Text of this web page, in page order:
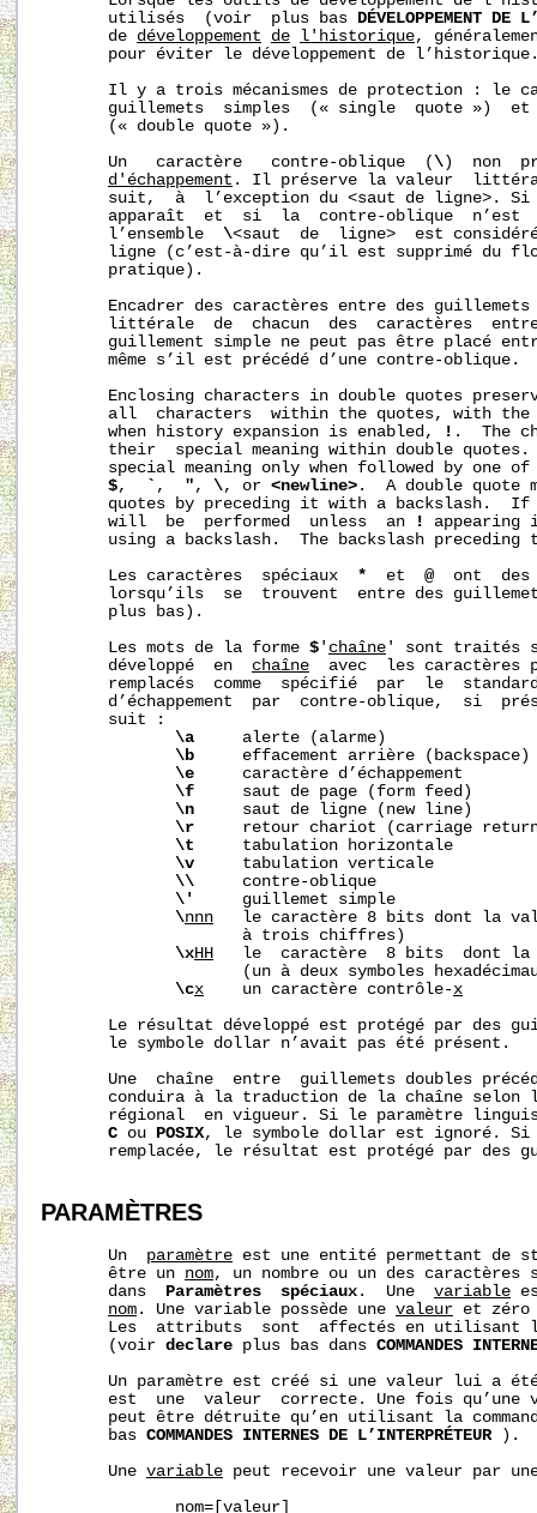
       utilisés  (voir  plus bas
DÉVELOPPEMENT DE
       de
développement de l'historique,
pour éviter le développement de
Il y a trois mécanismes de protection : le
guillemets  simples  (« single  quote »)
       (« double quote »).
       Un   caractère   contre-oblique  (
\ )  non
d'échappement . Il préserve la valeur
suit,  à  l’exception du <saut de ligne>.
apparaît  et  si  la  contre-oblique  n’est
       l’ensemble
\<saut  de  ligne>  est considéré
ligne (c’est-à-dire qu’il est supprimé du
       pratique).
Encadrer des caractères entre des
littérale  de  chacun  des  caractères
guillement simple ne peut pas être placé
       même s’il est précédé d’une contre-oblique.
Enclosing characters in double quotes
all  characters  within the quotes, with
       when history expansion is enabled,
! .  The
their  special meaning within double
special meaning only when followed by one
$, ` , " , \, or <newline> .  A double quote
quotes by preceding it with a backslash.
       will  be  performed  unless  an
!
appearing
using a backslash.  The backslash preceding
       Les caractères  spéciaux
*
  et
@
ont  des
lorsqu’ils  se  trouvent  entre des
       plus bas).
       Les mots de la forme
$ ' chaîne ' sont traités
       développé  en
chaîne
avec  les caractères
remplacés  comme  spécifié  par  le
d’échappement  par  contre-oblique,  si
       suit :
\a
     alerte (alarme)
\b
     effacement arrière (backspace)
\e
     caractère d’échappement
\f
     saut de page (form feed)
\n
     saut de ligne (new line)
\r
retour chariot (carriage
\t
     tabulation horizontale
\v
     tabulation verticale
\\
     contre-oblique
\'
     guillemet simple
\nnn
le caractère 8 bits dont la
                     à trois chiffres)
\xHH
le  caractère  8 bits  dont
(un à deux symboles
\cx
    un caractère contrôle-
x
Le résultat développé est protégé par des
       le symbole dollar n’avait pas été présent.
Une  chaîne  entre  guillemets doubles
conduira à la traduction de la chaîne selon
régional  en vigueur. Si le paramètre
C ou POSIX, le symbole dollar est ignoré.
remplacée, le résultat est protégé par des
PARAMÈTRES
       Un
paramètre est une entité permettant de
       être un
nom, un nombre ou un des
       dans
Paramètres  spéciaux .  Une variable
nom . Une variable possède une valeur et
Les  attributs  sont  affectés en utilisant
       (voir
declare plus bas dans COMMANDES
Un paramètre est créé si une valeur lui a
est  une  valeur  correcte. Une fois qu’une
peut être détruite qu’en utilisant la
       bas
COMMANDES INTERNES DE L’INTERPRÉTEUR ).
       Une
variable peut recevoir une valeur par
nom=[valeur]